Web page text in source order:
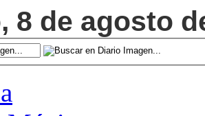
8 de agosto